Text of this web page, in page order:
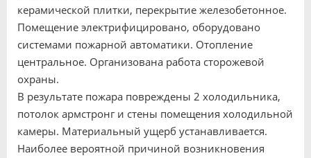
керамической плитки, перекрытие железобетонное.
Помещение электрифицировано, оборудовано
системами пожарной автоматики. Отопление
центральное. Организована работа сторожевой
охраны.
В результате пожара повреждены 2 холодильника,
потолок армстронг и стены помещения холодильной
камеры. Материальный ущерб устанавливается.
Наиболее вероятной причиной возникновения